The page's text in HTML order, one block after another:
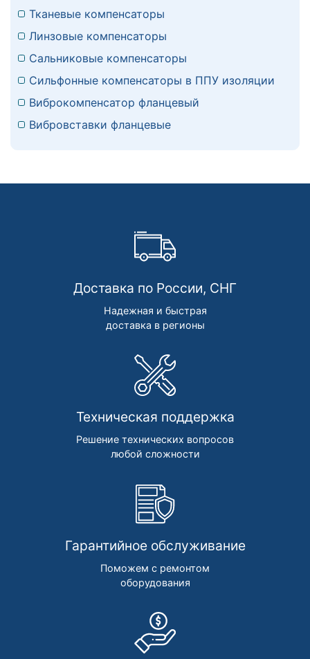
Тканевые компенсаторы
Линзовые компенсаторы
Сальниковые компенсаторы
Сильфонные компенсаторы в ППУ изоляции
Виброкомпенсатор фланцевый
Вибровставки фланцевые
Доставка по России, СНГ
Надежная и быстрая
доставка в регионы
Техническая поддержка
Решение технических вопросов
любой сложности
Гарантийное обслуживание
Поможем с ремонтом
оборудования